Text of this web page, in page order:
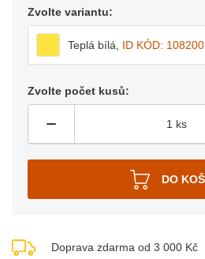
Zvolte variantu:
Teplá bílá, ID KÓD: 108200
Zvolte počet kusů:
Doprava zdarma od 3 000 Kč